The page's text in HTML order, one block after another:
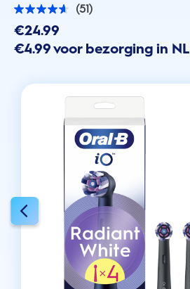
(51)
4.6
van
de
5
sterren.
€24.99
€4.99 voor bezorging in NL